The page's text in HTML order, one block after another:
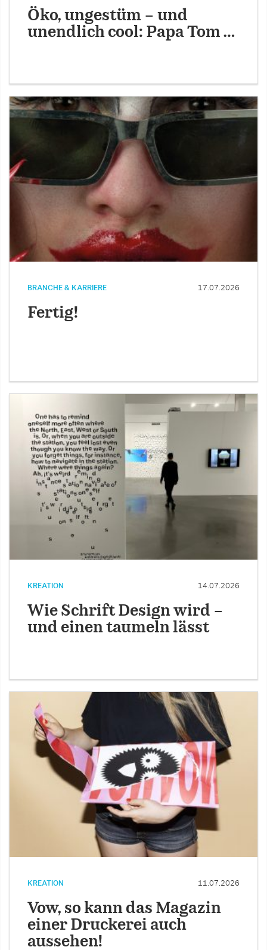
Öko, ungestüm – und
unendlich cool: Papa Tom …
BRANCHE & KARRIERE 17.07.2026
Fertig!
KREATION 14.07.2026
Wie Schrift Design wird –
und einen taumeln lässt
KREATION 11.07.2026
Vow, so kann das Magazin
einer Druckerei auch
aussehen!